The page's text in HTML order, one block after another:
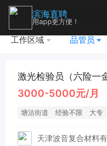
工作区域 品管员
激光检验员（六险一
3000-5000元/月
塘沽街道 经验不限 大专
天津波音复合材料
滨海直聘
用app更方便！